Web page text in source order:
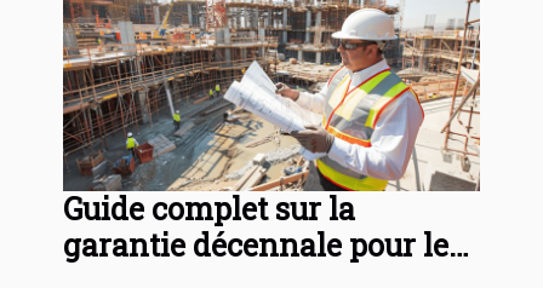
Guide complet sur la
garantie décennale pour les